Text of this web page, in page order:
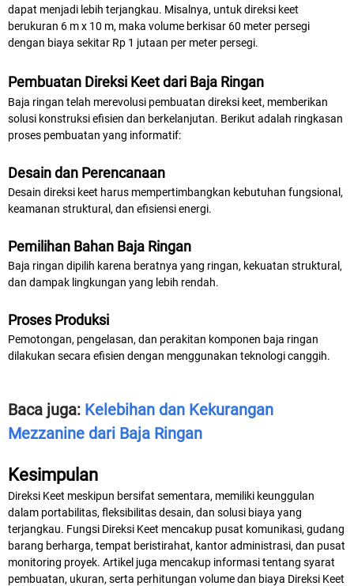
dapat menjadi lebih terjangkau. Misalnya, untuk direksi keet
berukuran 6 m x 10 m, maka volume berkisar 60 meter persegi
dengan biaya sekitar Rp 1 jutaan per meter persegi.
Pembuatan Direksi Keet dari Baja Ringan
Baja ringan telah merevolusi pembuatan direksi keet, memberikan
solusi konstruksi efisien dan berkelanjutan. Berikut adalah ringkasan
proses pembuatan yang informatif:
Desain dan Perencanaan
Desain direksi keet harus mempertimbangkan kebutuhan fungsional,
keamanan struktural, dan efisiensi energi.
Pemilihan Bahan Baja Ringan
Baja ringan dipilih karena beratnya yang ringan, kekuatan struktural,
dan dampak lingkungan yang lebih rendah.
Proses Produksi
Pemotongan, pengelasan, dan perakitan komponen baja ringan
dilakukan secara efisien dengan menggunakan teknologi canggih.
Baca juga: Kelebihan dan Kekurangan
Mezzanine dari Baja Ringan
Kesimpulan
Direksi Keet meskipun bersifat sementara, memiliki keunggulan
dalam portabilitas, fleksibilitas desain, dan solusi biaya yang
terjangkau. Fungsi Direksi Keet mencakup pusat komunikasi, gudang
barang berharga, tempat beristirahat, kantor administrasi, dan pusat
monitoring proyek. Artikel juga mencakup informasi tentang syarat
pembuatan, ukuran, serta perhitungan volume dan biaya Direksi Keet